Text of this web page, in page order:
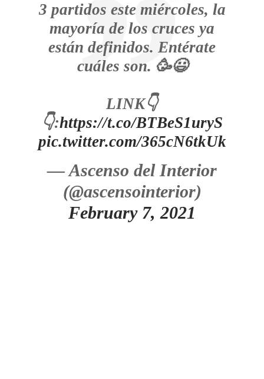
3 partidos este miércoles, la
mayoría de los cruces ya
están definidos. Entérate
cuáles son. 🥳😃
LINK👇
👇:https://t.co/BTBeS1uryS
pic.twitter.com/365cN6tkUk
— Ascenso del Interior
(@ascensointerior)
February 7, 2021